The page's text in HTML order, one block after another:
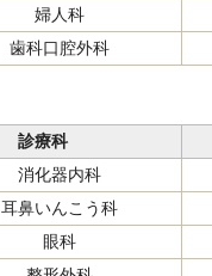
婦人科
歯科口腔外科
診療科
消化器内科
耳鼻いんこう科
眼科